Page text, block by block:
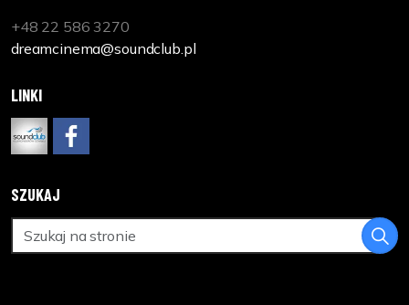
+48 22 586 3270
dreamcinema@soundclub.pl
LINKI
SZUKAJ